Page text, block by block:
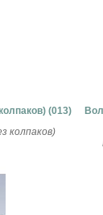
(013)
колпаков)